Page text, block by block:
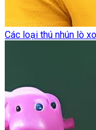
Các loại thú nhún lò